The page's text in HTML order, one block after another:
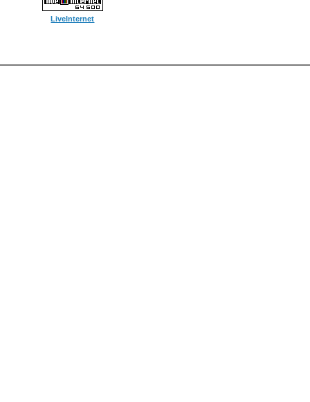
LiveInternet